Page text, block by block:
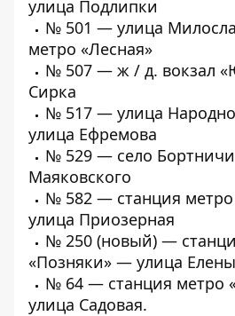
улица Подлипки
№ 501 — улица
метро «Лесная»
№ 507 — ж / д. вокзал
Сирка
№ 517 — улица
улица Ефремова
№ 529 — село
Маяковского
№ 582 — станция
улица Приозерная
№ 250 (новый) —
«Позняки» — улица
№ 64 — станция метро
улица Садовая.